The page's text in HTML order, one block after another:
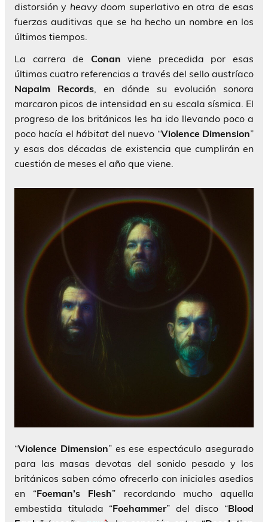
distorsión y heavy doom superlativo en otra de esas
fuerzas auditivas que se ha hecho un nombre en los
últimos tiempos.
La carrera de Conan viene precedida por esas
últimas cuatro referencias a través del sello austríaco
Napalm Records, en dónde su evolución sonora
marcaron picos de intensidad en su escala sísmica. El
progreso de los británicos les ha ido llevando poco a
poco hacía el hábitatdel nuevo “Violence Dimension”
y esas dos décadas de existencia que cumplirán en
cuestión de meses el año que viene.
“Violence Dimension” es ese espectáculo asegurado
para las masas devotas del sonido pesado y los
británicos saben cómo ofrecerlo con iniciales asedios
en “Foeman’s Flesh” recordando mucho aquella
embestida titulada “Foehammer” del disco “Blood